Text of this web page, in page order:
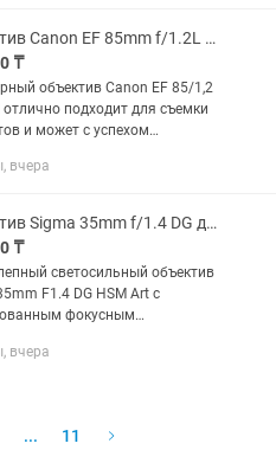
Объектив Canon EF 85mm f/1.2L II USM
₸
объектив Canon EF 85/1,2
отлично подходит для съемки
и может с успехом
так и с цифровыми
вчера
Объектив Sigma 35mm f/1.4 DG для Canon
₸
светосильный объектив
F1.4 DG HSM Art c
фокусным
линзами
вчера
... 11